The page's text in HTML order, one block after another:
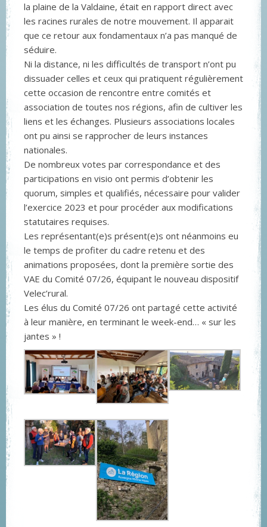
la plaine de la Valdaine, était en rapport direct avec
les racines rurales de notre mouvement. Il apparait
que ce retour aux fondamentaux n’a pas manqué de
séduire.
Ni la distance, ni les difficultés de transport n’ont pu
dissuader celles et ceux qui pratiquent régulièrement
cette occasion de rencontre entre comités et
association de toutes nos régions, afin de cultiver les
liens et les échanges. Plusieurs associations locales
ont pu ainsi se rapprocher de leurs instances
nationales.
De nombreux votes par correspondance et des
participations en visio ont permis d’obtenir les
quorum, simples et qualifiés, nécessaire pour valider
l’exercice 2023 et pour procéder aux modifications
statutaires requises.
Les représentant(e)s présent(e)s ont néanmoins eu
le temps de profiter du cadre retenu et des
animations proposées, dont la première sortie des
VAE du Comité 07/26, équipant le nouveau dispositif
Velec’rural.
Les élus du Comité 07/26 ont partagé cette activité
à leur manière, en terminant le week-end… « sur les
jantes » !